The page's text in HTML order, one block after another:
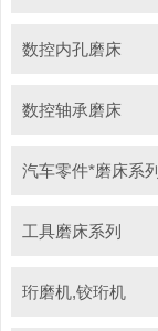
数控内孔磨床
数控轴承磨床
汽车零件*磨床系列
工具磨床系列
珩磨机,铰珩机